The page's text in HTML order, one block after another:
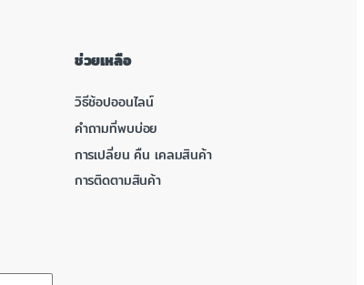
ช่วยเหลือ
วิธีช้อปออนไลน์
คำถามที่พบบ่อย
การเปลี่ยน คืน เคลมสินค้า
การติดตามสินค้า